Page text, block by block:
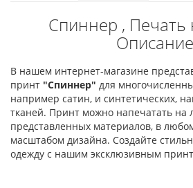
Спиннер , Печать
Описание
В нашем интернет-магазине
принт "Спиннер" для
например сатин, и синтетических,
тканей. Принт можно напечатать на
представленных материалов, в
масштабом дизайна. Создайте
одежду с нашим эксклюзивным